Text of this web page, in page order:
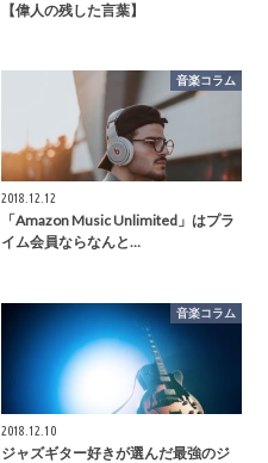
【偉人の残した言葉】
音楽コラム
2018.12.12
「Amazon Music Unlimited」はプラ
イム会員ならなんと…
音楽コラム
2018.12.10
ジャズギター好きが選んだ最強のジ